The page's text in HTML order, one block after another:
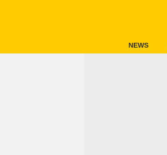
NEWS